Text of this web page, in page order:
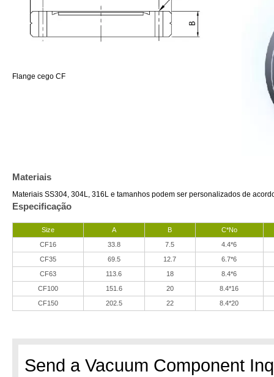
Flange cego CF
Materiais
Materiais SS304, 304L, 316L e tamanhos podem ser personalizados de
Especificação
Size A B
C*No
CF16
33.8 7.5
4.4*6
CF35
69.5 12.7
6.7*6
CF63
113.6 18
8.4*6
CF100
151.6 20
8.4*16
CF150
202.5 22 8.4*20